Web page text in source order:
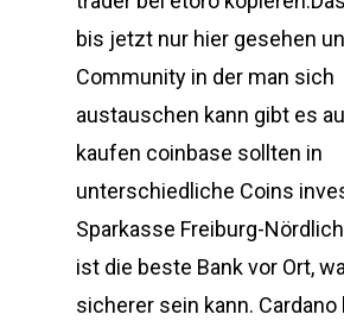
bis jetzt nur hier gesehen
Community in der man sich
austauschen kann gibt es
kaufen coinbase sollten in
unterschiedliche Coins
Sparkasse Freiburg-
ist die beste Bank vor Ort,
sicherer sein kann. Cardano